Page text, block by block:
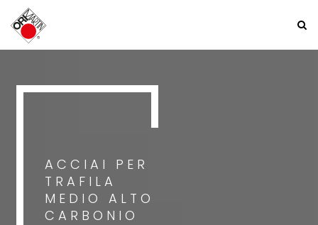
ACCIAI PER
TRAFILA
MEDIO ALTO
CARBONIO